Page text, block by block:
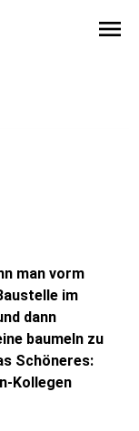
menu
man vorm
im
dann
baumeln zu
Schöneres:
Kollegen